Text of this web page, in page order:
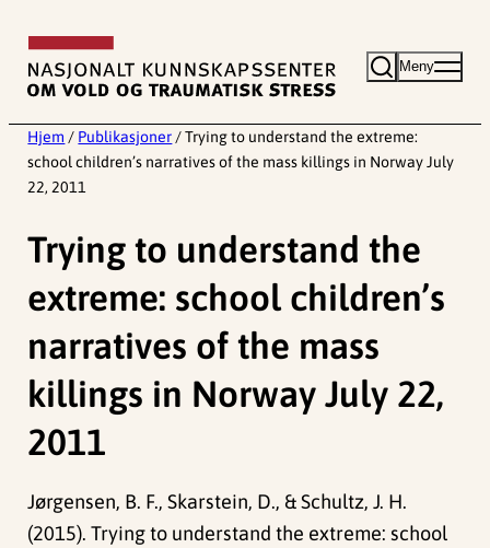
innhold
Meny
Hjem / Publikasjoner / Trying to understand the extreme:
school children’s narratives of the mass killings in Norway July
22, 2011
Trying to understand the
extreme: school children’s
narratives of the mass
killings in Norway July 22,
2011
Jørgensen, B. F., Skarstein, D., & Schultz, J. H.
(2015). Trying to understand the extreme: school